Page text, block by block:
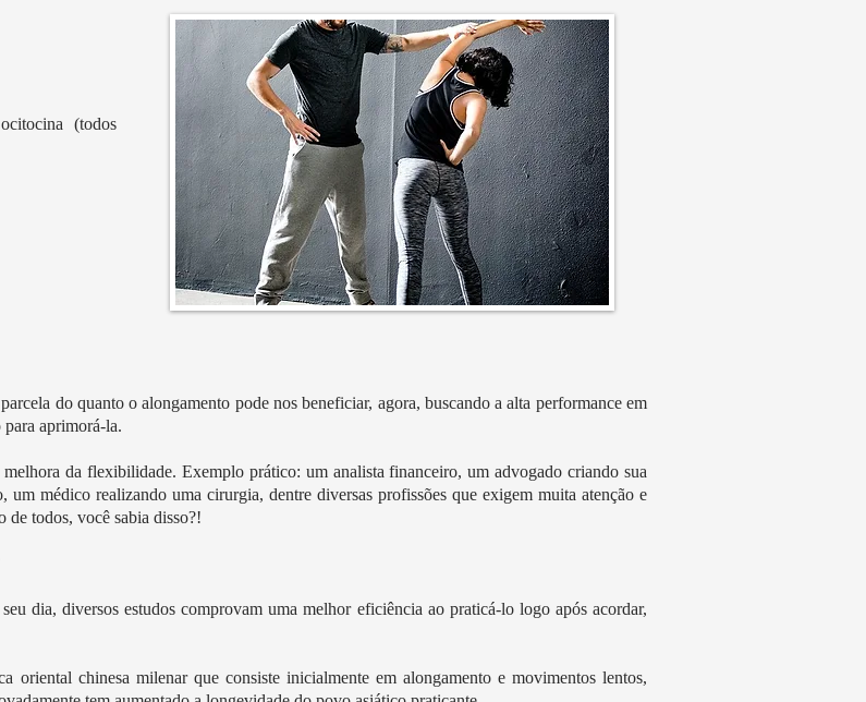
(todos
do quanto o alongamento pode nos beneficiar, agora, buscando a alta performance em
para aprimorá-la.
da flexibilidade. Exemplo prático: um analista financeiro, um advogado criando sua
um médico realizando uma cirurgia, dentre diversas profissões que exigem muita atenção e
de todos, você sabia disso?!
dia, diversos estudos comprovam uma melhor eficiência ao praticá-lo logo após acordar,
oriental chinesa milenar que consiste inicialmente em alongamento e movimentos lentos,